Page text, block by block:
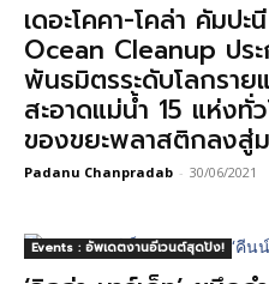
เดอะโคคา-โคล่า คัมป
Ocean Cleanup ปร
พันธมิตรระดับโลกราย
สะอาดแม่น้ำ 15 แห่งทั่
ของขยะพลาสติกลงสู่
Padanu Chanpradab - 30/06/2021
Events : อัพเดตงานอีเวนต์สุดปัง!